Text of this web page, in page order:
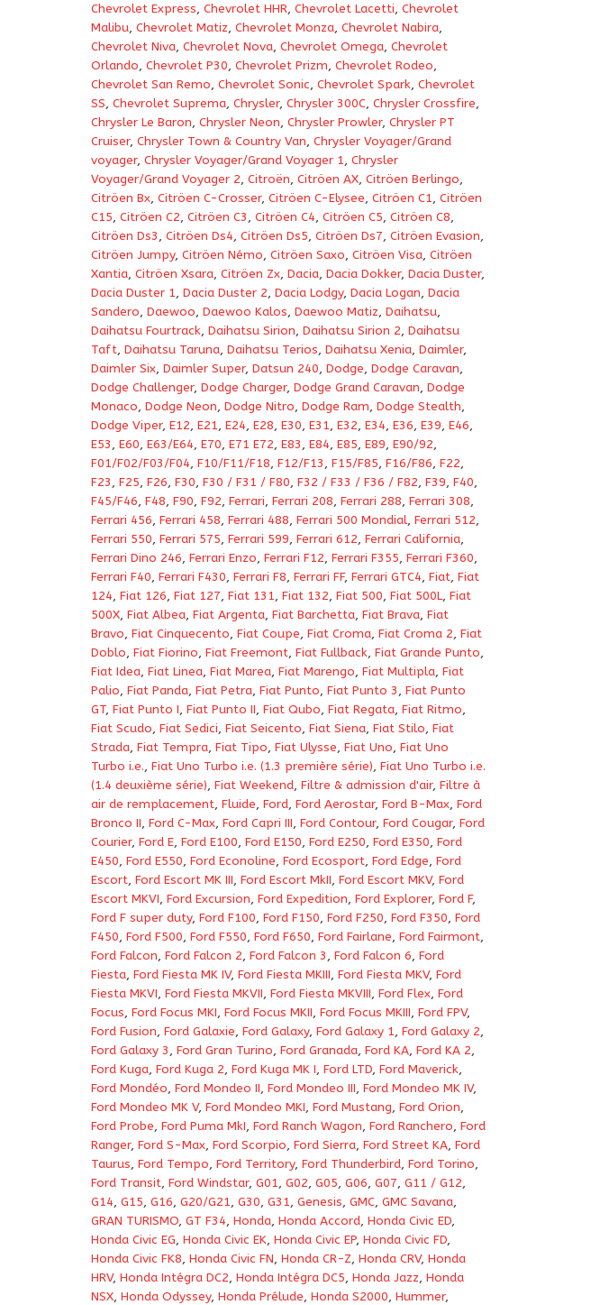
Chevrolet Express, Chevrolet HHR, Chevrolet Lacetti, Chevrolet
Malibu, Chevrolet Matiz, Chevrolet Monza, Chevrolet Nabira,
Chevrolet Niva, Chevrolet Nova, Chevrolet Omega, Chevrolet
Orlando, Chevrolet P30, Chevrolet Prizm, Chevrolet Rodeo,
Chevrolet San Remo, Chevrolet Sonic, Chevrolet Spark, Chevrolet
SS, Chevrolet Suprema, Chrysler, Chrysler 300C, Chrysler Crossfire,
Chrysler Le Baron, Chrysler Neon, Chrysler Prowler, Chrysler PT
Cruiser, Chrysler Town & Country Van, Chrysler Voyager/Grand
voyager, Chrysler Voyager/Grand Voyager 1, Chrysler
Voyager/Grand Voyager 2, Citroën, Citröen AX, Citröen Berlingo,
Citröen Bx, Citröen C-Crosser, Citröen C-Elysee, Citröen C1, Citröen
C15, Citröen C2, Citröen C3, Citröen C4, Citröen C5, Citröen C8,
Citröen Ds3, Citröen Ds4, Citröen Ds5, Citröen Ds7, Citröen Evasion,
Citröen Jumpy, Citröen Némo, Citröen Saxo, Citröen Visa, Citröen
Xantia, Citröen Xsara, Citröen Zx, Dacia, Dacia Dokker, Dacia Duster,
Dacia Duster 1, Dacia Duster 2, Dacia Lodgy, Dacia Logan, Dacia
Sandero, Daewoo, Daewoo Kalos, Daewoo Matiz, Daihatsu,
Daihatsu Fourtrack, Daihatsu Sirion, Daihatsu Sirion 2, Daihatsu
Taft, Daihatsu Taruna, Daihatsu Terios, Daihatsu Xenia, Daimler,
Daimler Six, Daimler Super, Datsun 240, Dodge, Dodge Caravan,
Dodge Challenger, Dodge Charger, Dodge Grand Caravan, Dodge
Monaco, Dodge Neon, Dodge Nitro, Dodge Ram, Dodge Stealth,
Dodge Viper, E12, E21, E24, E28, E30, E31, E32, E34, E36, E39, E46,
E53, E60, E63/E64, E70, E71 E72, E83, E84, E85, E89, E90/92,
F01/F02/F03/F04, F10/F11/F18, F12/F13, F15/F85, F16/F86, F22,
F23, F25, F26, F30, F30 / F31 / F80, F32 / F33 / F36 / F82, F39, F40,
F45/F46, F48, F90, F92, Ferrari, Ferrari 208, Ferrari 288, Ferrari 308,
Ferrari 456, Ferrari 458, Ferrari 488, Ferrari 500 Mondial, Ferrari 512,
Ferrari 550, Ferrari 575, Ferrari 599, Ferrari 612, Ferrari California,
Ferrari Dino 246, Ferrari Enzo, Ferrari F12, Ferrari F355, Ferrari F360,
Ferrari F40, Ferrari F430, Ferrari F8, Ferrari FF, Ferrari GTC4, Fiat, Fiat
124, Fiat 126, Fiat 127, Fiat 131, Fiat 132, Fiat 500, Fiat 500L, Fiat
500X, Fiat Albea, Fiat Argenta, Fiat Barchetta, Fiat Brava, Fiat
Bravo, Fiat Cinquecento, Fiat Coupe, Fiat Croma, Fiat Croma 2, Fiat
Doblo, Fiat Fiorino, Fiat Freemont, Fiat Fullback, Fiat Grande Punto,
Fiat Idea, Fiat Linea, Fiat Marea, Fiat Marengo, Fiat Multipla, Fiat
Palio, Fiat Panda, Fiat Petra, Fiat Punto, Fiat Punto 3, Fiat Punto
GT, Fiat Punto I, Fiat Punto II, Fiat Qubo, Fiat Regata, Fiat Ritmo,
Fiat Scudo, Fiat Sedici, Fiat Seicento, Fiat Siena, Fiat Stilo, Fiat
Strada, Fiat Tempra, Fiat Tipo, Fiat Ulysse, Fiat Uno, Fiat Uno
Turbo i.e., Fiat Uno Turbo i.e. (1.3 première série), Fiat Uno Turbo i.e.
(1.4 deuxième série), Fiat Weekend, Filtre & admission d'air, Filtre à
air de remplacement, Fluide, Ford, Ford Aerostar, Ford B-Max, Ford
Bronco II, Ford C-Max, Ford Capri III, Ford Contour, Ford Cougar, Ford
Courier, Ford E, Ford E100, Ford E150, Ford E250, Ford E350, Ford
E450, Ford E550, Ford Econoline, Ford Ecosport, Ford Edge, Ford
Escort, Ford Escort MK III, Ford Escort MkII, Ford Escort MKV, Ford
Escort MKVI, Ford Excursion, Ford Expedition, Ford Explorer, Ford F,
Ford F super duty, Ford F100, Ford F150, Ford F250, Ford F350, Ford
F450, Ford F500, Ford F550, Ford F650, Ford Fairlane, Ford Fairmont,
Ford Falcon, Ford Falcon 2, Ford Falcon 3, Ford Falcon 6, Ford
Fiesta, Ford Fiesta MK IV, Ford Fiesta MKIII, Ford Fiesta MKV, Ford
Fiesta MKVI, Ford Fiesta MKVII, Ford Fiesta MKVIII, Ford Flex, Ford
Focus, Ford Focus MKI, Ford Focus MKII, Ford Focus MKIII, Ford FPV,
Ford Fusion, Ford Galaxie, Ford Galaxy, Ford Galaxy 1, Ford Galaxy 2,
Ford Galaxy 3, Ford Gran Turino, Ford Granada, Ford KA, Ford KA 2,
Ford Kuga, Ford Kuga 2, Ford Kuga MK I, Ford LTD, Ford Maverick,
Ford Mondéo, Ford Mondeo II, Ford Mondeo III, Ford Mondeo MK IV,
Ford Mondeo MK V, Ford Mondeo MKI, Ford Mustang, Ford Orion,
Ford Probe, Ford Puma MkI, Ford Ranch Wagon, Ford Ranchero, Ford
Ranger, Ford S-Max, Ford Scorpio, Ford Sierra, Ford Street KA, Ford
Taurus, Ford Tempo, Ford Territory, Ford Thunderbird, Ford Torino,
Ford Transit, Ford Windstar, G01, G02, G05, G06, G07, G11 / G12,
G14, G15, G16, G20/G21, G30, G31, Genesis, GMC, GMC Savana,
GRAN TURISMO, GT F34, Honda, Honda Accord, Honda Civic ED,
Honda Civic EG, Honda Civic EK, Honda Civic EP, Honda Civic FD,
Honda Civic FK8, Honda Civic FN, Honda CR-Z, Honda CRV, Honda
HRV, Honda Intégra DC2, Honda Intégra DC5, Honda Jazz, Honda
NSX, Honda Odyssey, Honda Prélude, Honda S2000, Hummer,